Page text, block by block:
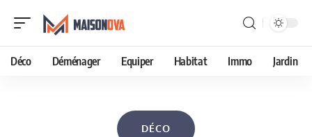
Déco Déménager Equiper Habitat Immo Jardin
DÉCO